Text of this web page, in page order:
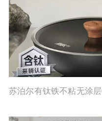
苏泊尔有钛铁不粘无涂